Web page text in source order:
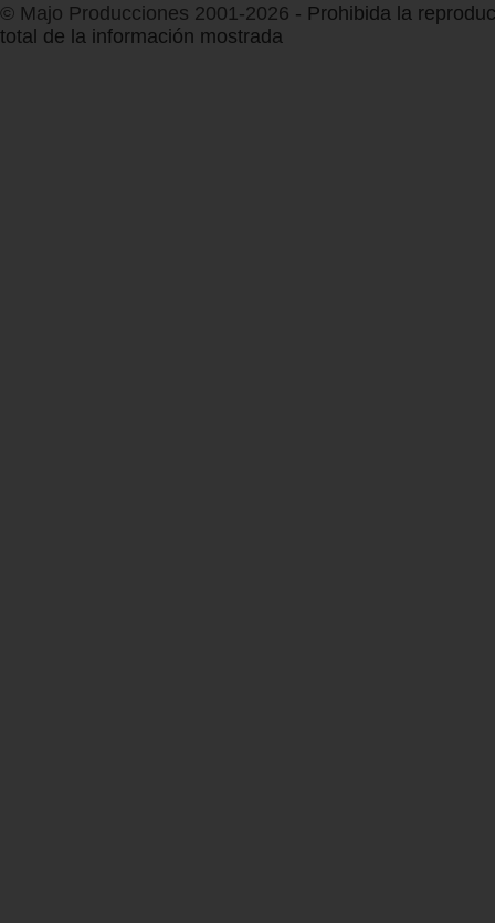
© Majo Producciones 2001-2026 - Prohibida la
total de la información mostrada